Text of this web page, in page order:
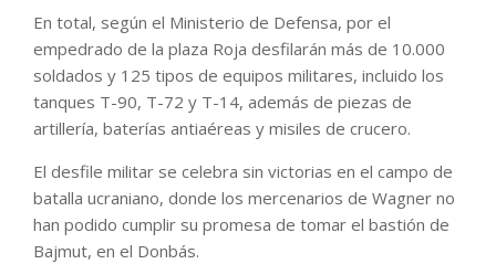
En total, según el Ministerio de Defensa, por el
empedrado de la plaza Roja desfilarán más de 10.000
soldados y 125 tipos de equipos militares, incluido los
tanques T-90, T-72 y T-14, además de piezas de
artillería, baterías antiaéreas y misiles de crucero.
El desfile militar se celebra sin victorias en el campo de
batalla ucraniano, donde los mercenarios de Wagner no
han podido cumplir su promesa de tomar el bastión de
Bajmut, en el Donbás.